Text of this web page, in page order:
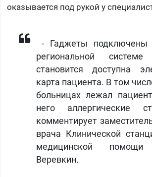
оказывается под рукой у
- Гаджеты подключены
региональной
становится доступна
карта пациента. В том
больницах лежал
него аллергические
комментирует
врача Клинической
медицинской помощи
Веревкин.